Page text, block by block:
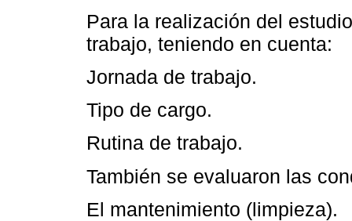
Para la realización del
trabajo, teniendo en cuenta:
Jornada de trabajo.
Tipo de cargo.
Rutina de trabajo.
También se evaluaron las
El mantenimiento (limpieza).